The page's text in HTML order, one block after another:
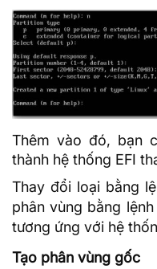
Thêm vào đó, bạn
thành hệ thống EFI
Thay đổi loại bằng
phân vùng bằng lệnh
tương ứng với hệ
Tạo phân vùng gốc